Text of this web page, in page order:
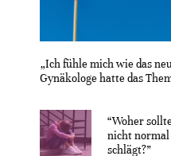
„Ich fühle mich wie das
Gynäkologe hatte das
“Woher
nicht normal
schlägt?”